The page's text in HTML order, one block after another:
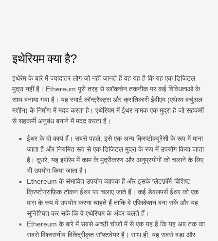
इथेरियम क्या है?
इथेरेम के बारे में ज्यादातर लोग जो नहीं जानते हैं वह यह है कि यह एक डिजिटल
मुद्रा नहीं है। Ethereum पूरी तरह से ब्लॉकचेन तकनीक पर कई विविधताओं के
साथ बनाया गया है। यह स्मार्ट कॉन्ट्रैक्ट्स और क्रांतिकारी ईवीएम (एथेरम वर्चुअल
मशीन) के निर्माण में मदद करता है। एथेरियम में ईथर नामक एक मुद्रा है जो सहकर्मी
से सहकर्मी अनुबंध बनाने में मदद करता है।
ईथर के दो कार्य हैं। सबसे पहले, इसे एक अन्य क्रिप्टोक्यूरेंसी के रूप में माना
जाता है और नियमित रूप से एक डिजिटल मुद्रा के रूप में उपयोग किया जाता
है। दूसरे, यह इथेरेम में काम के मुद्रीकरण और अनुप्रयोगों को चलाने के लिए
भी उपयोग किया जाता है।
Ethereum के संभावित उपयोग व्यापक हैं और इसके प्लेटफ़ॉर्म-विशिष्ट
क्रिप्टोग्राफ़िक टोकन ईथर पर चलाए जाते हैं। कई डेवलपर्स ईथर को एक
पास के रूप में उपयोग करना चाहते हैं ताकि वे एप्लिकेशन बना सकें और यह
सुनिश्चित कर सकें कि वे एथेरियम के अंदर चलते हैं।
Ethereum के बारे में सबसे अच्छी चीजों में से एक यह है कि यह अब तक का
सबसे विश्वसनीय विकेंद्रीकृत सॉफ्टवेयर है। साथ ही, यह सबसे बड़ा और